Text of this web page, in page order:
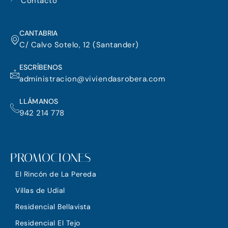
CANTABRIA
C/ Calvo Sotelo, 12 (Santander)
ESCRÍBENOS
administracion@viviendasrobera.com
LLÁMANOS
942 214 778
PROMOCIONES
El Rincón de La Pereda
Villas de Udial
Residencial Bellavista
Residencial El Tejo